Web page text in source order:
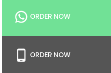
ORDER NOW
ORDER NOW